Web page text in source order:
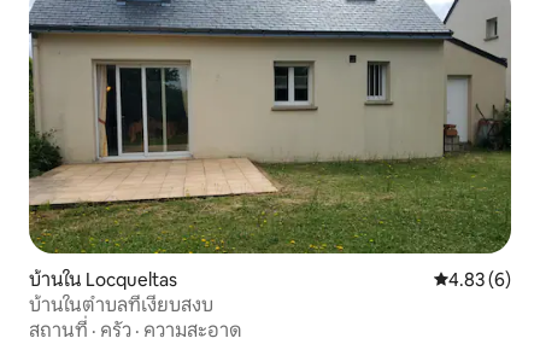
บ้านใน Locqueltas คะแนนเฉลี่ย
4.83 (6)
บ้านในตำบลที่เงียบสงบ
สถานที่ · ครัว · ความสะอาด